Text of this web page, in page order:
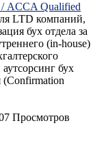
/ ACCA Qualified
LTD компаний,
бух отдела за
(in-house)
бух
(Confirmation
Просмотров